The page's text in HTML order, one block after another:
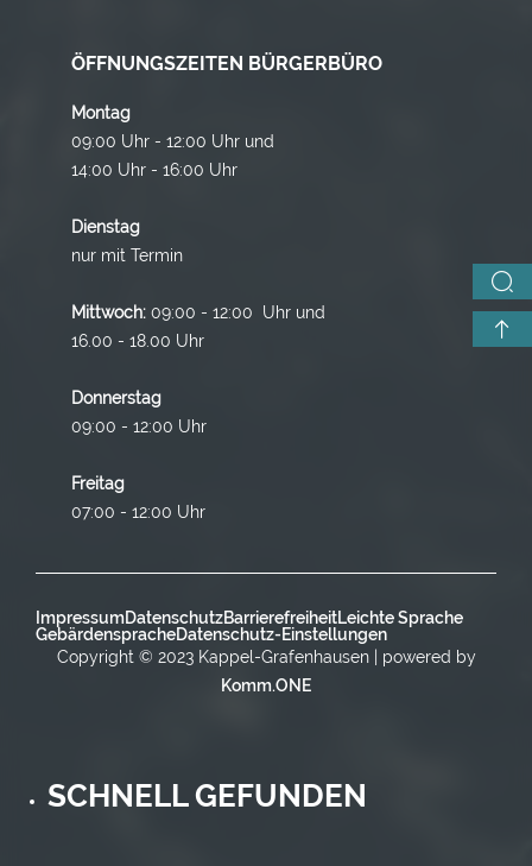
ÖFFNUNGSZEITEN BÜRGERBÜRO
Montag
09:00 Uhr - 12:00 Uhr und
14:00 Uhr - 16:00 Uhr
Dienstag
nur mit Termin
Mittwoch: 09:00 - 12:00 Uhr und
16.00 - 18.00 Uhr
Donnerstag
09:00 - 12:00 Uhr
Freitag
07:00 - 12:00 Uhr
ImpressumDatenschutzBarrierefreiheitLeichte Sprache
GebärdenspracheDatenschutz-Einstellungen
Copyright © 2023 Kappel-Grafenhausen | powered by
Komm.ONE
SCHNELL GEFUNDEN